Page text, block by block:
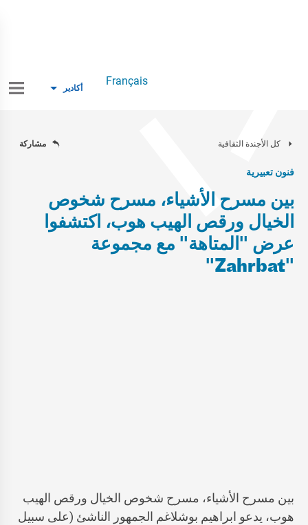
Français
أكادير
كل الأجندة الثقافية مشاركة
فنون تعبيرية
بين مسرح الأشياء، مسرح شخوص
الخيال ورقص الهيب هوب، اكتشفوا
عرض "المتاهة" مع مجموعة
"Zahrbat"
بين مسرح الأشياء، مسرح شخوص الخيال ورقص الهيب
هوب، يدعو ابراهيم بوشلاغم الجمهور الناشئ (على سبيل